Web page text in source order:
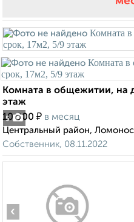
5
Комната в общежитии, на
этаж
10 000 ₽ в месяц
Центральный район,
Собственник, 08.11.2022
‹